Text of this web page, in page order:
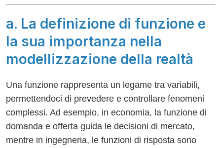
a. La definizione di funzione e
la sua importanza nella
modellizzazione della realtà
Una funzione rappresenta un legame tra variabili,
permettendoci di prevedere e controllare fenomeni
complessi. Ad esempio, in economia, la funzione di
domanda e offerta guida le decisioni di mercato,
mentre in ingegneria, le funzioni di risposta sono